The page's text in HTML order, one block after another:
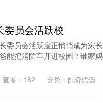
委员会活跃校
委员会活跃度正悄悄成为家长
能把消防车开进校园？谁家妈
查看： 182 分类： 配资优选